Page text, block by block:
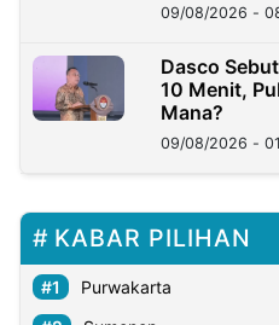
09/08/2026 -
Dasco
10 Menit,
Mana?
09/08/2026 -
KABAR PILIHAN
Purwakarta